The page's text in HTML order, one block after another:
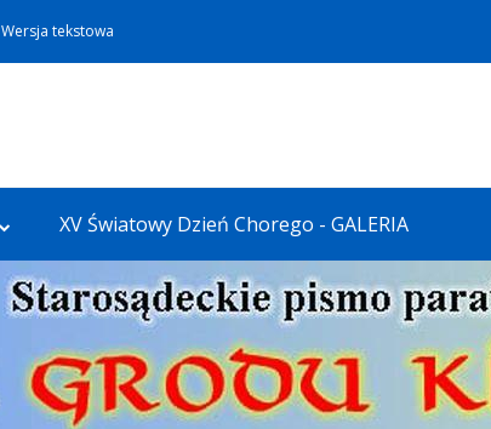
Wersja tekstowa
XV Światowy Dzień Chorego - GALERIA